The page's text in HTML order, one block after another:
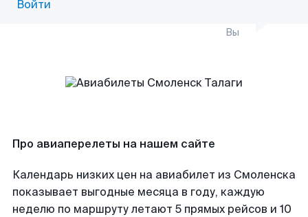
Войти
Вы
Про авиаперелеты на нашем сайте
Календарь низких цен на авиабилет из Смоленска
показывает выгодные месяца в году, каждую
неделю по маршруту летают 5 прямых рейсов и 10